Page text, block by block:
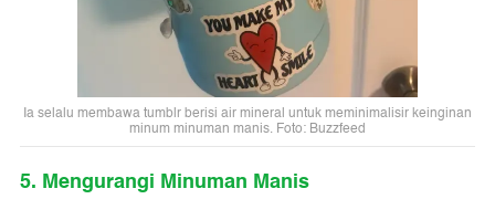
Ia selalu membawa tumblr berisi air mineral untuk meminimalisir keinginan
minum minuman manis. Foto: Buzzfeed
5. Mengurangi Minuman Manis